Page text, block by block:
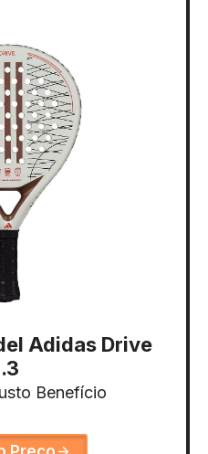
Adidas Drive
Benefício